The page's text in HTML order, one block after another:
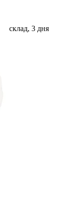
склад, 3 дня